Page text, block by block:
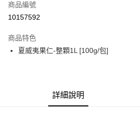
LINE Pay
街口支付
商品編號
10157592
商品特色
夏威夷果仁-整顆1L [100g/包]
詳細說明